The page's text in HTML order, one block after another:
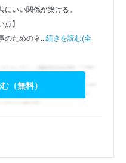
いい関係が築ける。
】
のためのネ...続きを読む(全
（無料）